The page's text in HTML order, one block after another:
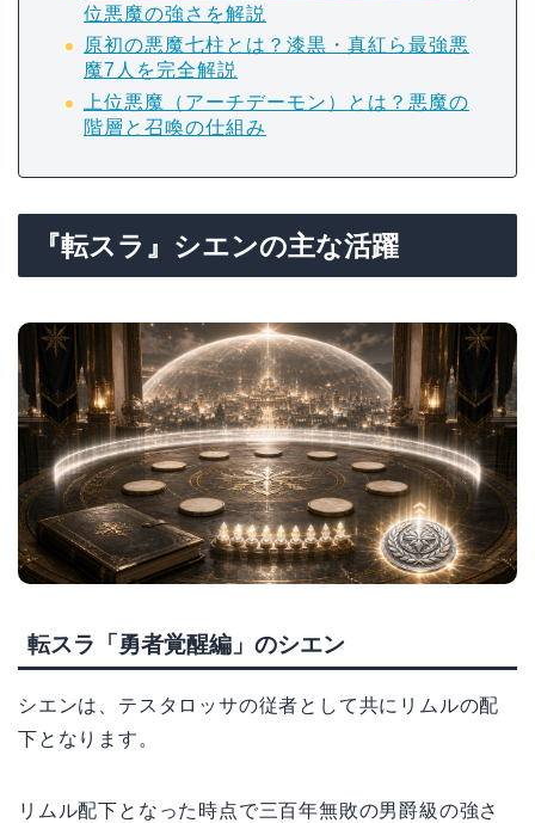
位悪魔の強さを解説
原初の悪魔七柱とは？漆黒・真紅ら最強悪
魔7人を完全解説
上位悪魔（アーチデーモン）とは？悪魔の
階層と召喚の仕組み
『転スラ』シエンの主な活躍
転スラ「勇者覚醒編」のシエン
シエンは、テスタロッサの従者として共にリムルの配
下となります。
リムル配下となった時点で三百年無敗の男爵級の強さ